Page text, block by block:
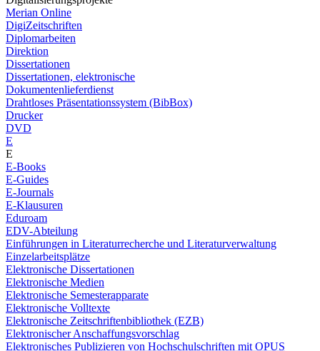
Merian Online
DigiZeitschriften
Diplomarbeiten
Direktion
Dissertationen
Dissertationen, elektronische
Dokumentenlieferdienst
Drahtloses Präsentationssystem (BibBox)
Drucker
DVD
E
E
E-Books
E-Guides
E-Journals
E-Klausuren
Eduroam
EDV-Abteilung
Einführungen in Literaturrecherche und Literaturverwaltung
Einzelarbeitsplätze
Elektronische Dissertationen
Elektronische Medien
Elektronische Semesterapparate
Elektronische Volltexte
Elektronische Zeitschriftenbibliothek (EZB)
Elektronischer Anschaffungsvorschlag
Elektronisches Publizieren von Hochschulschriften mit OPUS